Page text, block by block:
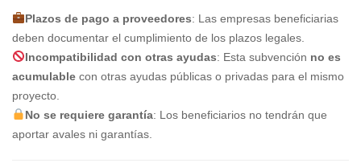
Plazos de pago a proveedores: Las empresas beneficiarias
deben documentar el cumplimiento de los plazos legales.
Incompatibilidad con otras ayudas: Esta subvención no es
acumulable con otras ayudas públicas o privadas para el mismo
proyecto.
No se requiere garantía: Los beneficiarios no tendrán que
aportar avales ni garantías.